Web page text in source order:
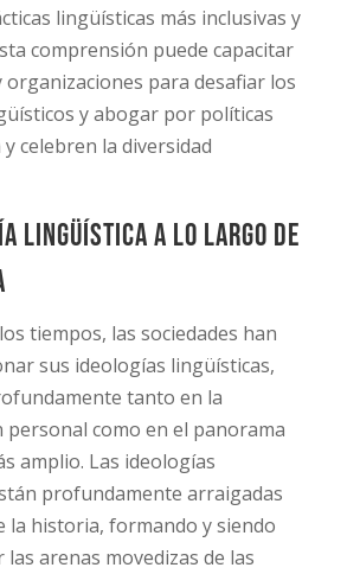
lingüísticas más inclusivas y
comprensión puede capacitar
organizaciones para desafiar los
y abogar por políticas
celebren la diversidad
lingüística a lo largo de
tiempos, las sociedades han
sus ideologías lingüísticas,
tanto en la
personal como en el panorama
amplio. Las ideologías
profundamente arraigadas
la historia, formando y siendo
arenas movedizas de las